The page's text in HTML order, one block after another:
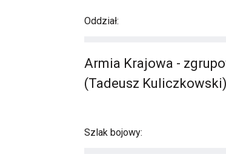
Oddział:
Armia Krajowa -
(Tadeusz Kuliczkowski)
Szlak bojowy: